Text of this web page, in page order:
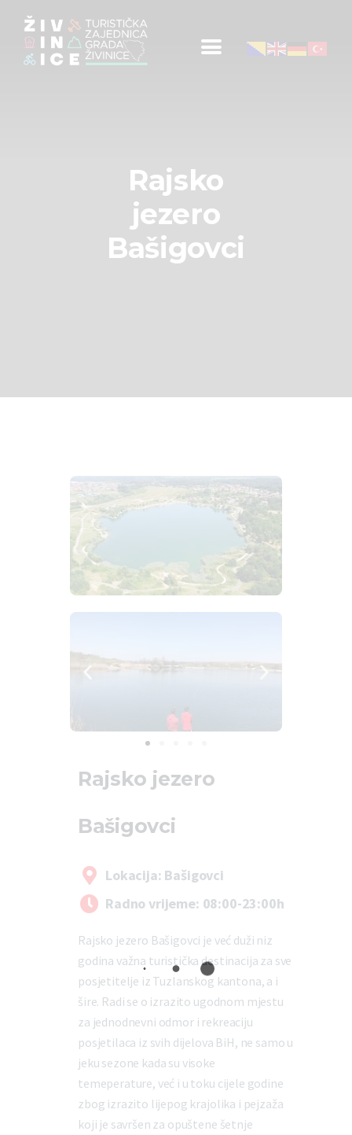
Rajsko
jezero
Bašigovci
Početna
Informacije za turiste
Obavještenja
Rajsko jezero
Bašigovci
Lokacija: Bašigovci
Radno vrijeme: 08:00-23:00h
Rajsko jezero Bašigovci je već duži niz
godina važna turistička destinacija za sve
posjetitelje iz Tuzlanskog kantona, a i
šire. Radi se o izrazito ugodnom mjestu
za jednodnevni odmor i rekreaciju
posjetilaca iz svih dijelova BiH, ne samo u
jeku sezone kada su visoke
temeperature, već i u toku cijele godine
zbog izrazito lijepog krajolika i pejzaža
koji je savršen za opuštene šetnje